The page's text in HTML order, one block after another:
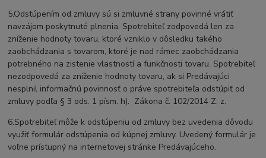
5.Odstúpením od zmluvy sú si zmluvné strany povinné vrátiť
navzájom poskytnuté plnenia. Spotrebiteľ zodpovedá len za
zníženie hodnoty tovaru, ktoré vzniklo v dôsledku takého
zaobchádzania s tovarom, ktoré je nad rámec zaobchádzania
potrebného na zistenie vlastností a funkčnosti tovaru. Spotrebiteľ
nezodpovedá za zníženie hodnoty tovaru, ak si Predávajúci
nesplnil informačnú povinnosť o práve spotrebiteľa odstúpiť od
zmluvy podľa § 3 ods. 1 písm. h). Zákona č. 102/2014 Z. z.
6.Spotrebiteľ môže k odstúpeniu od zmluvy bez uvedenia dôvodu
využiť formulár odstúpenia od kúpnej zmluvy. Uvedený formulár je
voľne prístupný na internetovej stránke Predávajúceho.